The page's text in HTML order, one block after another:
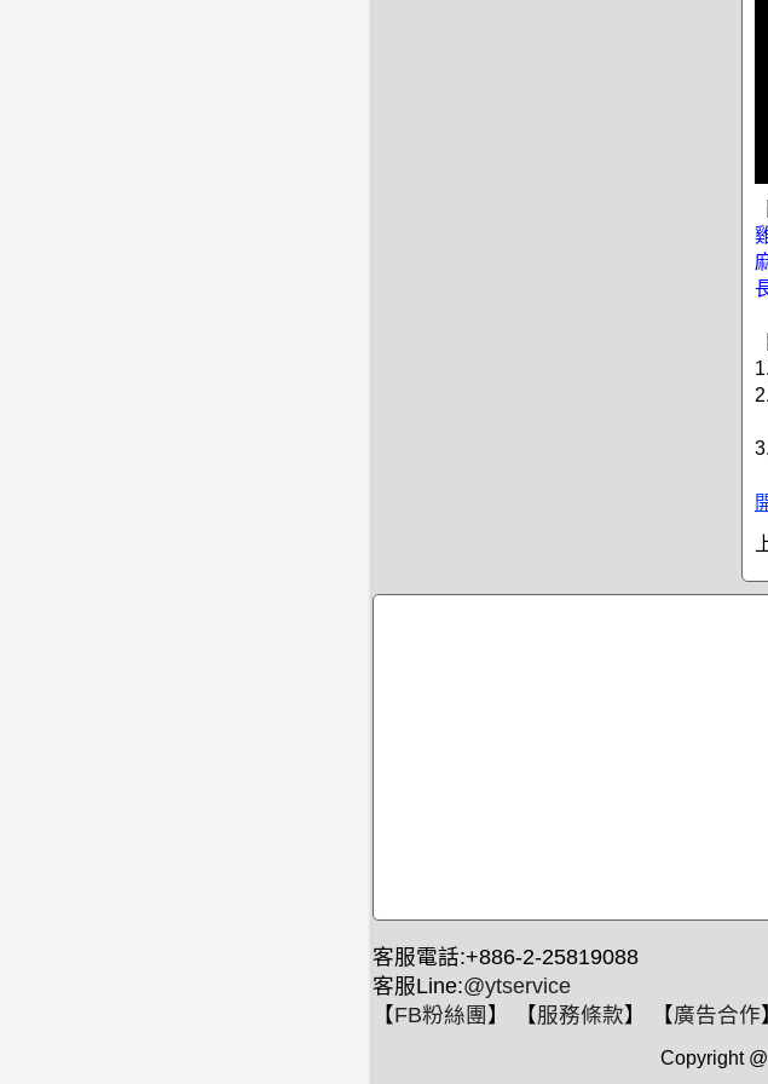
客服電話:+886-2-25819088
客服Line:@ytservice
【FB粉絲團 】 【服務條款】 【廣告合作
Copyright